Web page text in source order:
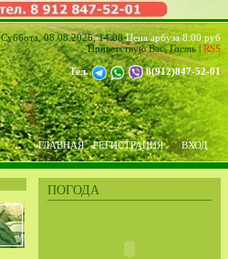
Суббота, 08.08.2026, 14:08Цена арбуза 8.00 руб
Приветствую Вас,Гость| RSS
Тел. 8(912)847-52-01
ГЛАВНАЯ РЕГИСТРАЦИЯ ВХОД
ПОГОДА